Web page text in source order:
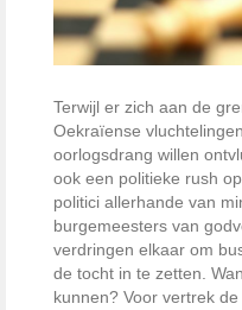
Terwijl er zich aan de
Oekraïense
oorlogsdrang willen
ook een politieke rush
politici allerhande van
burgemeesters van
verdringen elkaar om
de tocht in te zetten.
kunnen? Voor vertrek